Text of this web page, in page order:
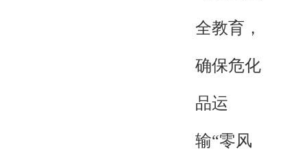
全教育，
确保危化
品运
输“零风